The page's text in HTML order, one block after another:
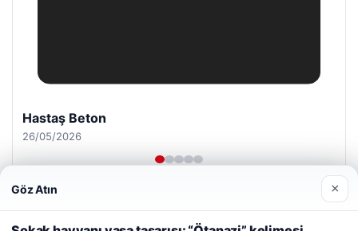
Enes Kaplan Avukatlık Bürosu
28/04/2026
Göz Atın ×